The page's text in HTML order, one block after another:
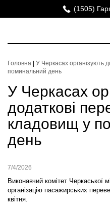
(1505)
Головна
У Черкасах організують
поминальний день
У Черкасах
додаткові
кладовищ у
день
7/4/2026
Виконавчий комітет Черкаської
організацію пасажирських
квітня.